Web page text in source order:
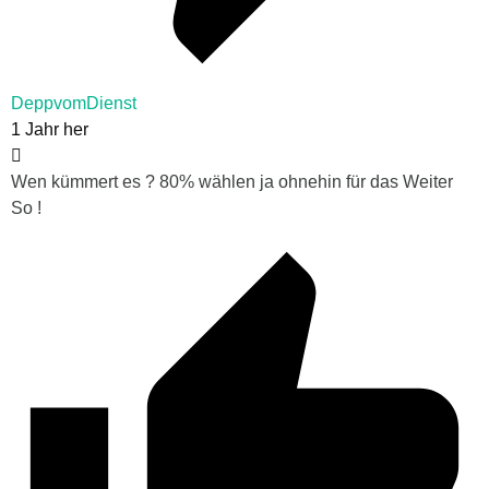
DeppvomDienst
1 Jahr her
Wen kümmert es ? 80% wählen ja ohnehin für das Weiter
So !